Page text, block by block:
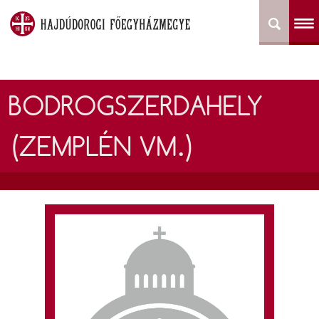
BODROGSZERDAHELY
(ZEMPLÉN VM.)